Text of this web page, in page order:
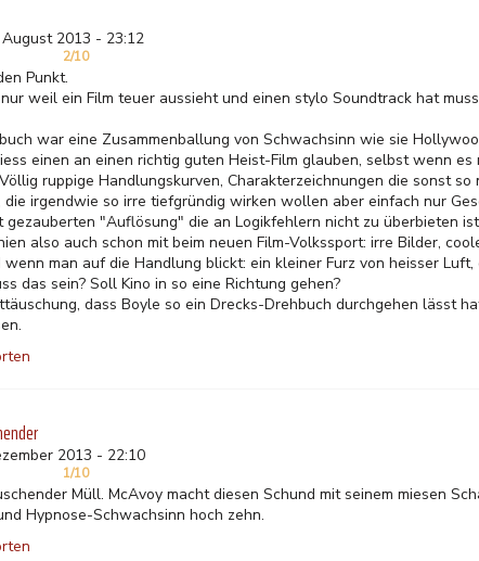
2013 - 23:12
2/10
Punkt.
weil ein Film teuer aussieht und einen stylo Soundtrack hat
war eine Zusammenballung von Schwachsinn wie sie
einen an einen richtig guten Heist-Film glauben, selbst wenn
ruppige Handlungskurven, Charakterzeichnungen die sonst so
irgendwie so irre tiefgründig wirken wollen aber einfach nur
gezauberten "Auflösung" die an Logikfehlern nicht zu überbieten
also auch schon mit beim neuen Film-Volkssport: irre Bilder,
man auf die Handlung blickt: ein kleiner Furz von heisser Luft,
das sein? Soll Kino in so eine Richtung gehen?
dass Boyle so ein Drecks-Drehbuch durchgehen lässt
2013 - 22:10
1/10
Müll. McAvoy macht diesen Schund mit seinem miesen
Hypnose-Schwachsinn hoch zehn.